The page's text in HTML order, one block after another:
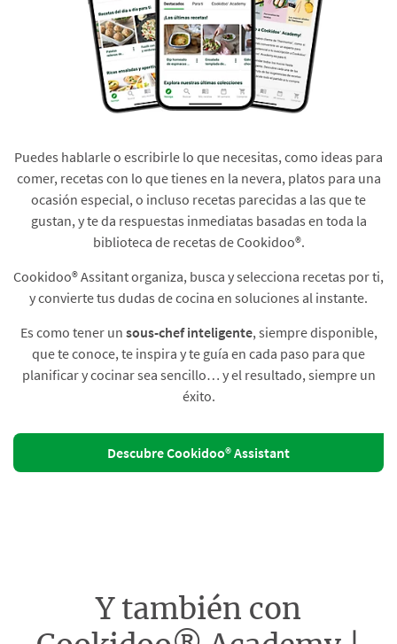
Puedes hablarle o escribirle lo que necesitas, como ideas para
comer, recetas con lo que tienes en la nevera, platos para una
ocasión especial, o incluso recetas parecidas a las que te
gustan, y te da respuestas inmediatas basadas en toda la
biblioteca de recetas de Cookidoo®.​
Cookidoo® Assitant organiza, busca y selecciona recetas por ti,
y convierte tus dudas de cocina en soluciones al instante.​
Es como tener un sous-chef inteligente, siempre disponible,
que te conoce, te inspira y te guía en cada paso para que
planificar y cocinar sea sencillo… y el resultado, siempre un
éxito.
Descubre Cookidoo® Assistant
Y también con